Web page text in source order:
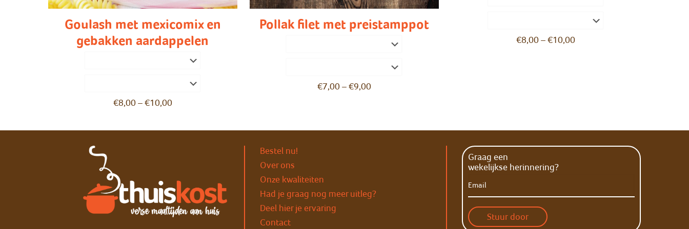
Goulash met mexicomix en
gebakken aardappelen
€8,00– €10,00
Pollak filet met preistamppot
€7,00– €9,00
€8,00– €10,00
Bestel nu!
Over ons
Onze kwaliteiten
Had je graag nog meer uitleg?
Deel hier je ervaring
Contact
Graag een
wekelijkse herinnering?